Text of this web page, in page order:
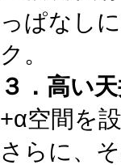
っぱなし
ク。
３．高い天
+α空間を
さらに、